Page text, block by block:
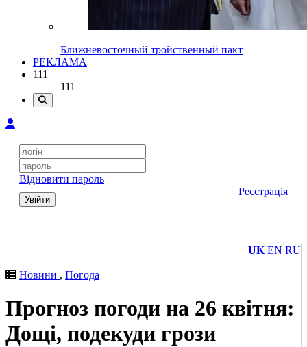
Ближневосточный тройственный пакт
РЕКЛАМА
111
111
Відновити пароль
Увійти
Реєстрація
UK EN RU
Новини , Погода
Прогноз погоди на 26 квітня:
Дощі, подекуди грози